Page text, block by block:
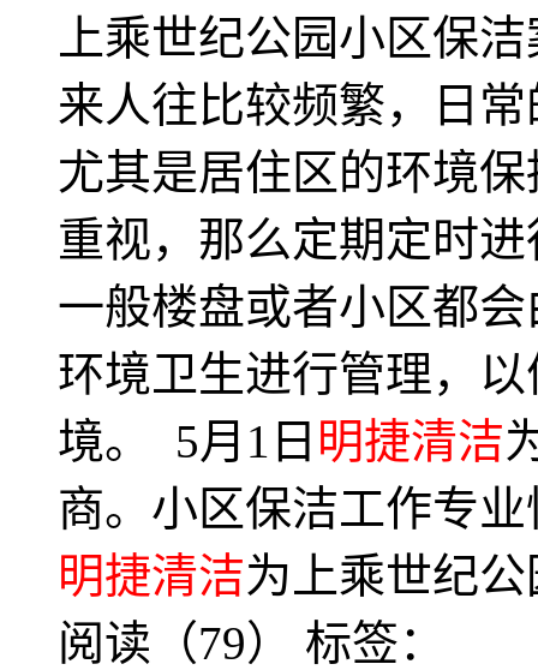
上乘世纪公园小区保
来人往比较频繁，日
尤其是居住区的环境
重视，那么定期定时
一般楼盘或者小区都
环境卫生进行管理，
境。 5月1日 明捷清洁
商。小区保洁工作专
明捷清洁为上乘世纪
阅读（79） 标签：